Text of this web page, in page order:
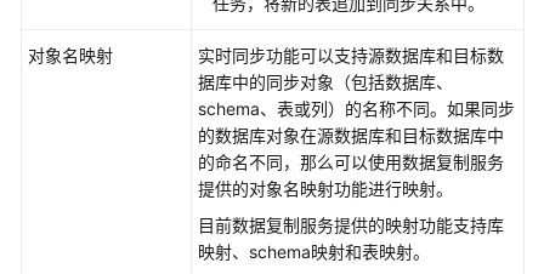
对象名映射 实时同步功能可以支持源数据库和目标数
据库中的同步对象（包括数据库、
schema、表或列）的名称不同。如果同步
的数据库对象在源数据库和目标数据库中
的命名不同，那么可以使用数据复制服务
提供的对象名映射功能进行映射。
目前数据复制服务提供的映射功能支持库
映射、schema映射和表映射。